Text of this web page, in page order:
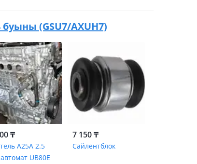
(GSU7/AXUH7)
₸
A25A 2.5
UB80E
7 150 ₸
Сайлентблок